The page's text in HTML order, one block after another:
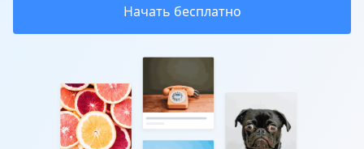
Начать бесплатно